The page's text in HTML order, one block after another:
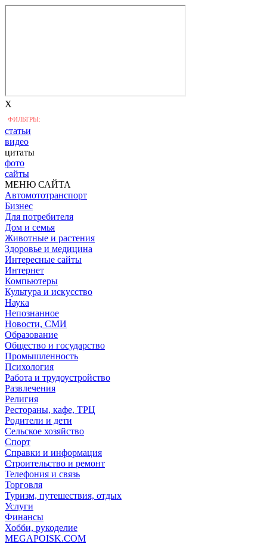
X
ФИЛЬТРЫ:
статьи
видео
цитаты
фото
сайты
МЕНЮ САЙТА
Автомототранспорт
Бизнес
Для потребителя
Дом и семья
Животные и растения
Здоровье и медицина
Интересные сайты
Интернет
Компьютеры
Культура и искусство
Наука
Непознанное
Новости, СМИ
Образование
Общество и государство
Промышленность
Психология
Работа и трудоустройство
Развлечения
Религия
Рестораны, кафе, ТРЦ
Родители и дети
Сельское хозяйство
Спорт
Справки и информация
Строительство и ремонт
Телефония и связь
Торговля
Туризм, путешествия, отдых
Услуги
Финансы
Хобби, рукоделие
MEGAPOISK.COM